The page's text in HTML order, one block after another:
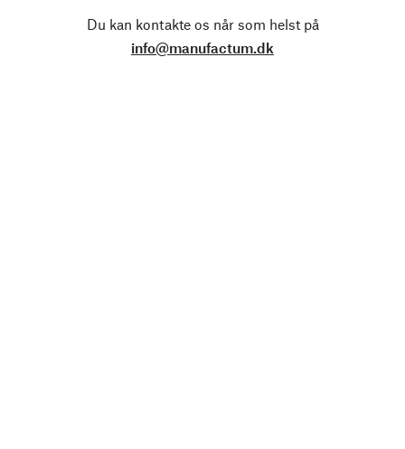
Du kan kontakte os når som helst på
info@manufactum.dk